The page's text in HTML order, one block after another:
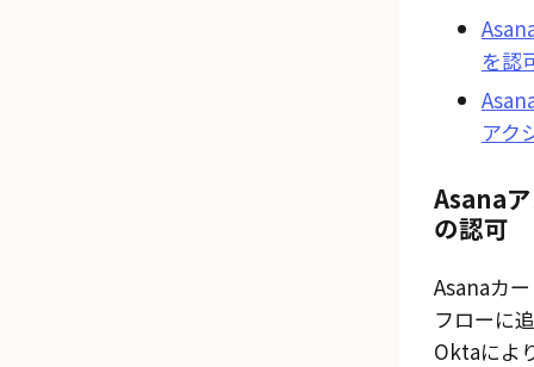
を認
アク
Asana
の認可
Asanaカ
フローに
Oktaによ